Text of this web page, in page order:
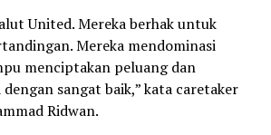
United. Mereka berhak untuk
Mereka mendominasi
menciptakan peluang dan
sangat baik,” kata caretaker
Ridwan.